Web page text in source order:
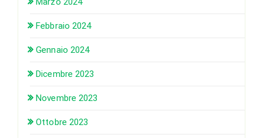
Febbraio 2024
Gennaio 2024
Dicembre 2023
Novembre 2023
Ottobre 2023